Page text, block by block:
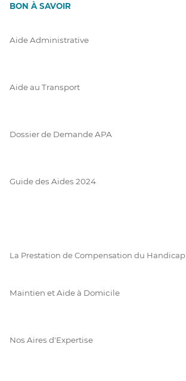
BON À SAVOIR
Aide Administrative
Aide au Transport
Dossier de Demande APA
Guide des Aides 2024
La Prestation de Compensation du Handicap
Maintien et Aide à Domicile
Nos Aires d'Expertise